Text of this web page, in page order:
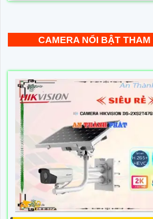
CAMERA NỔI BẬT THAM